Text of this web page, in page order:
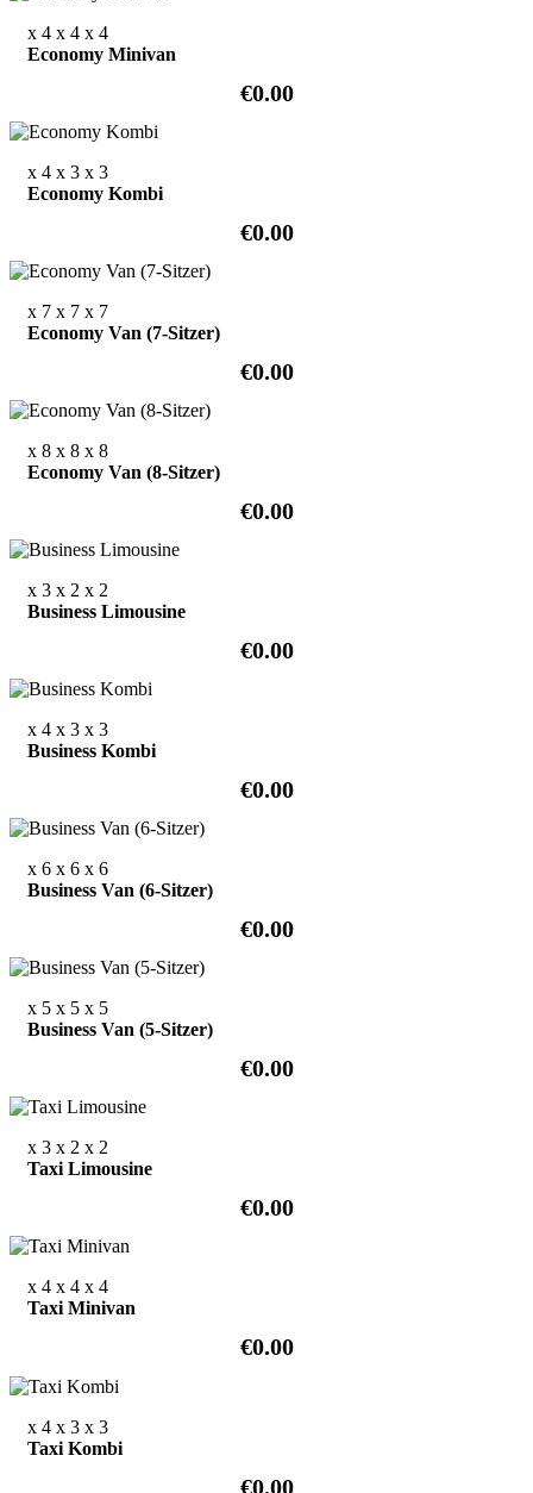
x 4 x 4 x 4
Economy Minivan
€0.00
x 4 x 3 x 3
Economy Kombi
€0.00
x 7 x 7 x 7
Economy Van (7-Sitzer)
€0.00
x 8 x 8 x 8
Economy Van (8-Sitzer)
€0.00
x 3 x 2 x 2
Business Limousine
€0.00
x 4 x 3 x 3
Business Kombi
€0.00
x 6 x 6 x 6
Business Van (6-Sitzer)
€0.00
x 5 x 5 x 5
Business Van (5-Sitzer)
€0.00
x 3 x 2 x 2
Taxi Limousine
€0.00
x 4 x 4 x 4
Taxi Minivan
€0.00
x 4 x 3 x 3
Taxi Kombi
€0.00